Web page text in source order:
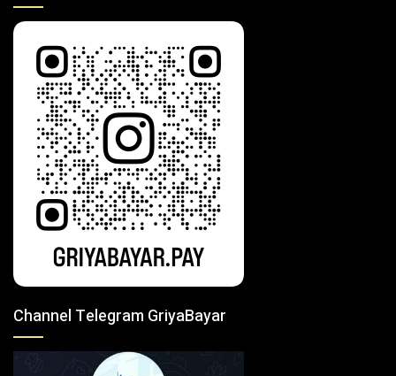
Channel Telegram GriyaBayar